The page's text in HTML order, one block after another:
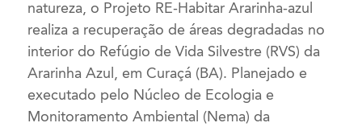
natureza, o Projeto RE-Habitar Ararinha-azul
realiza a recuperação de áreas degradadas no
interior do Refúgio de Vida Silvestre (RVS) da
Ararinha Azul, em Curaçá (BA). Planejado e
executado pelo Núcleo de Ecologia e
Monitoramento Ambiental (Nema) da